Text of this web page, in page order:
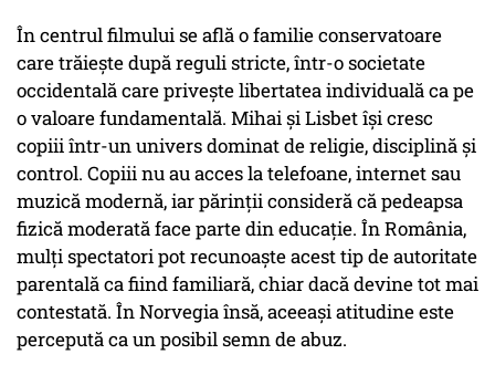
În centrul filmului se află o familie conservatoare
care trăiește după reguli stricte, într-o societate
occidentală care privește libertatea individuală ca pe
o valoare fundamentală. Mihai și Lisbet își cresc
copiii într-un univers dominat de religie, disciplină și
control. Copiii nu au acces la telefoane, internet sau
muzică modernă, iar părinții consideră că pedeapsa
fizică moderată face parte din educație. În România,
mulți spectatori pot recunoaște acest tip de autoritate
parentală ca fiind familiară, chiar dacă devine tot mai
contestată. În Norvegia însă, aceeași atitudine este
percepută ca un posibil semn de abuz.